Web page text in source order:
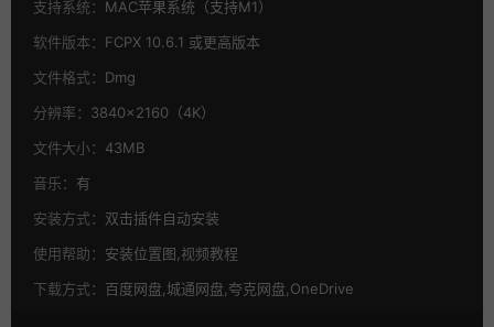
支持系统： MAC苹果系统（支持M1）
软件版本： FCPX 10.6.1 或更高版本
文件格式： Dmg
分辨率： 3840×2160（4K）
文件大小： 43MB
音乐： 有
安装方式： 双击插件自动安装
使用帮助： 安装位置图,视频教程
下载方式： 百度网盘,城通网盘,夸克网盘,OneDrive